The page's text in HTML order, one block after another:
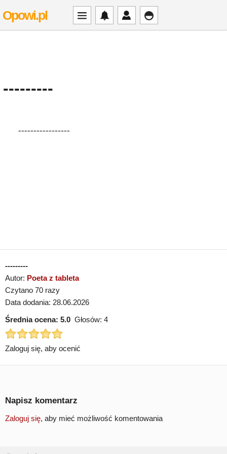
Opowi.pl
---------
-----------------
---------
Autor: Poeta z tableta
Czytano 70 razy
Data dodania: 28.06.2026
Średnia ocena: 5.0 Głosów: 4
Zaloguj się, aby ocenić
Napisz komentarz
Zaloguj się, aby mieć możliwość komentowania